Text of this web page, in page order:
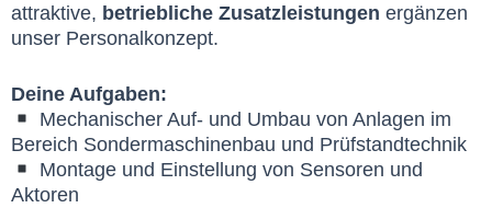
attraktive, betriebliche Zusatzleistungen ergänzen
unser Personalkonzept.
Deine Aufgaben:
Mechanischer Auf- und Umbau von Anlagen im
Bereich Sondermaschinenbau und Prüfstandtechnik
Montage und Einstellung von Sensoren und
Aktoren